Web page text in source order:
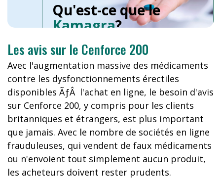
Qu'est-ce que le
Kamagra?
Les avis sur le Cenforce 200
Avec l'augmentation massive des médicaments
contre les dysfonctionnements érectiles
disponibles ÃƒÂ l'achat en ligne, le besoin d'avis
sur Cenforce 200, y compris pour les clients
britanniques et étrangers, est plus important
que jamais. Avec le nombre de sociétés en ligne
frauduleuses, qui vendent de faux médicaments
ou n'envoient tout simplement aucun produit,
les acheteurs doivent rester prudents.